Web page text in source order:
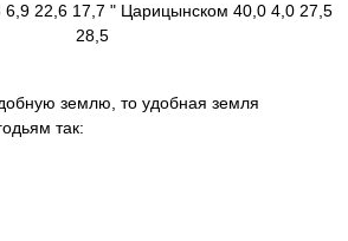
22,6 17,7 " Царицынском 40,0 4,0 27,5
28,5
землю, то удобная земля
так: